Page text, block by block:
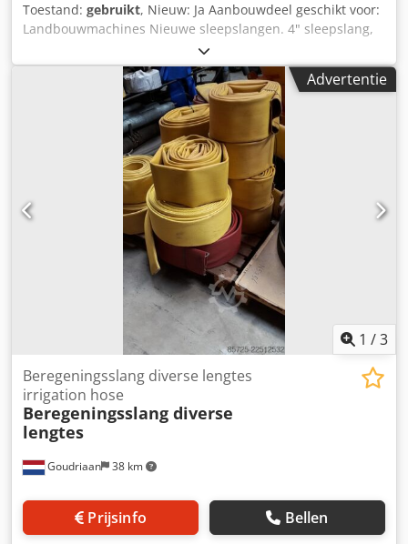
Toestand: gebruikt, Nieuw: Ja Aanbouwdeel geschikt voor:
Landbouwmachines Nieuwe sleepslangen. 4" sleepslang,
de slang is gemaakt van polyurethaan met een wapening
van polyester/textiel. Het gebruik van deze materialen
zorgt voor een hoge slijtvastheid en een hoge trekvastheid
. Standaard wanddikte 3,8 mm. Slanglengte 100, 200 of
300 meter. Alle slangen zijn leverbaar met koppelingen
naar wens. Bijvoorbeeld storz met drie delige knelring!
Dsdszta R Hspfx Am Tokr Deze slang wordt standaard
gebruikt bij het sleepslangbemesten op gras en bouwland.
Staat: Nieuw
Advertentie
1 /3
Goudriaan 38 km
Beregeningsslang diverse lengtes
irrigation hose
Beregeningsslang diverse
lengtes
Prijsinfo Bellen